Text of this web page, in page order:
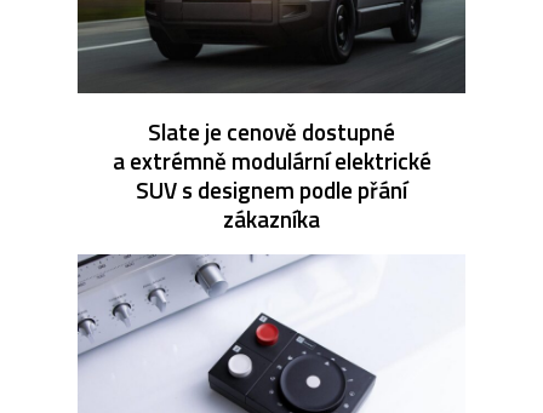
Slate je cenově dostupné
a extrémně modulární elektrické
SUV s designem podle přání
zákazníka